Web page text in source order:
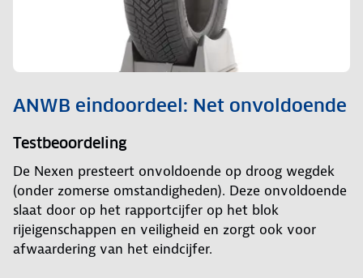
ANWB eindoordeel: Net onvoldoende
Testbeoordeling
De Nexen presteert onvoldoende op droog wegdek
(onder zomerse omstandigheden). Deze onvoldoende
slaat door op het rapportcijfer op het blok
rijeigenschappen en veiligheid en zorgt ook voor
afwaardering van het eindcijfer.